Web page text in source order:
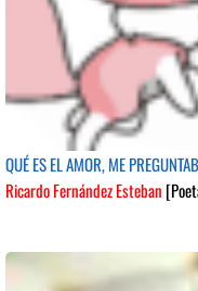
QUÉ ES EL AMOR, ME
Ricardo Fernández Esteban